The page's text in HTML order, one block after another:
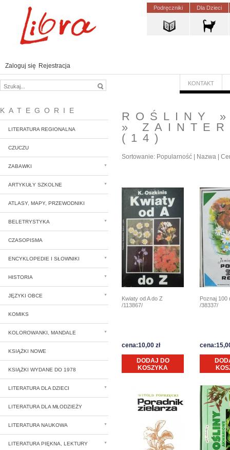
Podręczniki Dla Dzieci
Zaloguj się Rejestracja
KONTAKT
KATEGORIE
LITERATURA REGIONALNA
CZUCZU
ZABAWKI
ARTYKUŁY SZKOLNE
ATLASY, MAPY, PRZEWODNIKI
BELETRYSTYKA
CZASOPISMA
ENCYKLOPEDIE I SŁOWNIKI
HISTORIA
JĘZYKI OBCE
KOMIKS
KOLOROWANKI, MANDALE
KSIĄŻKI NOWE
KSIĄŻKI WYDANE DO 1978
LITERATURA DLA DZIECI
LITERATURA DLA MŁODZIEŻY
LITERATURA NAUKOWA
LITERATURA PIĘKNA, LEKTURY
ROŚLINY
»
(14)
Sortowanie: Popularność Nazwa
Kwiaty od A do Z
/113867/
cena:10,00 zł
DODAJ DO
KOSZYKA
Poznaj 100
/38337/